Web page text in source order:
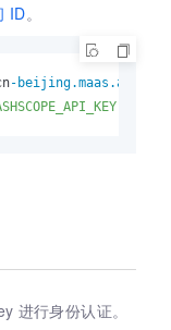
ID。
-
进行身份认证。